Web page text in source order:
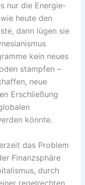
nur die Energie-
­heute den
dann lügen sie
kein neues
stampfen –
neue
Erschließung
könnte.
das Problem
Finanzsphäre
durch
regelrechten